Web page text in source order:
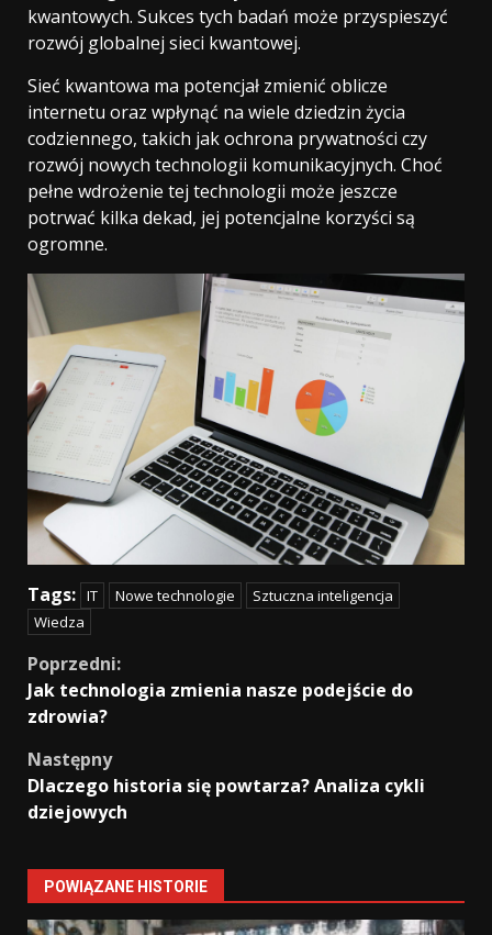
kwantowych. Sukces tych badań może przyspieszyć
rozwój globalnej sieci kwantowej.
Sieć kwantowa ma potencjał zmienić oblicze
internetu oraz wpłynąć na wiele dziedzin życia
codziennego, takich jak ochrona prywatności czy
rozwój nowych technologii komunikacyjnych. Choć
pełne wdrożenie tej technologii może jeszcze
potrwać kilka dekad, jej potencjalne korzyści są
ogromne.
Tags: IT Nowe technologie
Sztuczna inteligencja
Wiedza
Continue
Reading
Poprzedni:
Jak technologia zmienia nasze podejście do
zdrowia?
Następny
Dlaczego historia się powtarza? Analiza cykli
dziejowych
POWIĄZANE HISTORIE